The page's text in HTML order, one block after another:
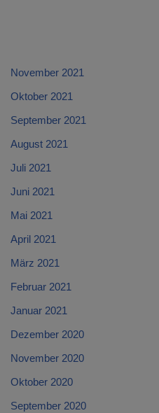
November 2021
Oktober 2021
September 2021
August 2021
Juli 2021
Juni 2021
Mai 2021
April 2021
März 2021
Februar 2021
Januar 2021
Dezember 2020
November 2020
Oktober 2020
September 2020